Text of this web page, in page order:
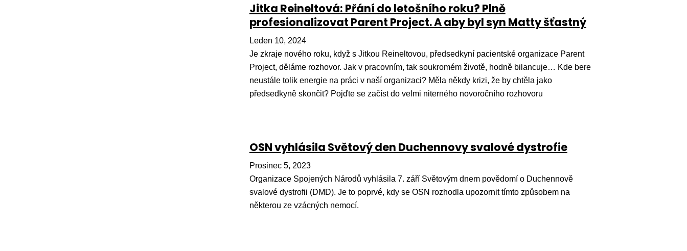
Jitka Reineltová: Přání do letošního roku? Plně
profesionalizovat Parent Project. A aby byl syn Matty šťastný
Leden 10, 2024
Je zkraje nového roku, když s Jitkou Reineltovou, předsedkyní pacientské organizace Parent
Project, děláme rozhovor. Jak v pracovním, tak soukromém životě, hodně bilancuje… Kde bere
neustále tolik energie na práci v naší organizaci? Měla někdy krizi, že by chtěla jako
předsedkyně skončit? Pojďte se začíst do velmi niterného novoročního rozhovoru
OSN vyhlásila Světový den Duchennovy svalové dystrofie
Prosinec 5, 2023
Organizace Spojených Národů vyhlásila 7. září Světovým dnem povědomí o Duchennově
svalové dystrofii (DMD). Je to poprvé, kdy se OSN rozhodla upozornit tímto způsobem na
některou ze vzácných nemocí.